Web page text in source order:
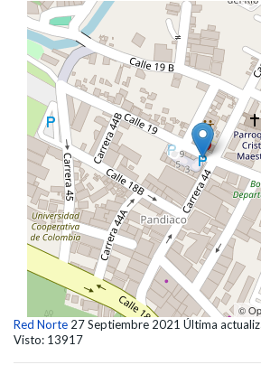
©
Red Norte 27 Septiembre 2021 Última
Visto: 13917